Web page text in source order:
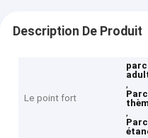
Description De Produit
Le point fort
,
,